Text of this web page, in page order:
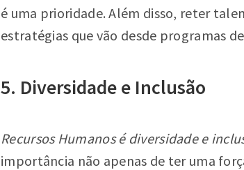
é uma prioridade. Além disso, reter
estratégias que vão desde programas
5. Diversidade e Inclusão
Recursos Humanos é diversidade e
importância não apenas de ter uma